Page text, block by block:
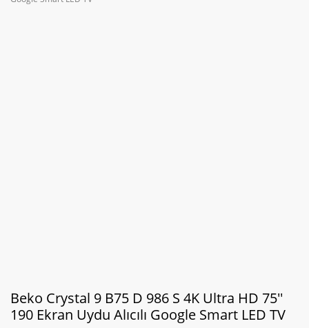
Beko Crystal 9 B75 D 986 S 4K Ultra HD 75''
190 Ekran Uydu Alıcılı Google Smart LED TV